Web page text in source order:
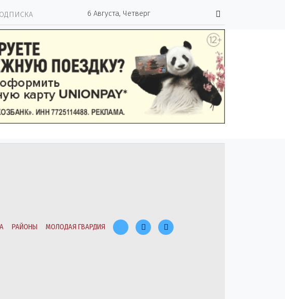
6 Августа, Четверг
РАЙОНЫ МОЛОДАЯ ГВАРДИЯ